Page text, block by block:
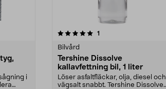
i
1
Bilvård
Tershine Dissolve
kallavfettning bil, 1 liter
Löser asfaltfläckar, olja, diesel och
vägsalt snabbt. Tershine Dissolve
4.0 av 5 stjärnor